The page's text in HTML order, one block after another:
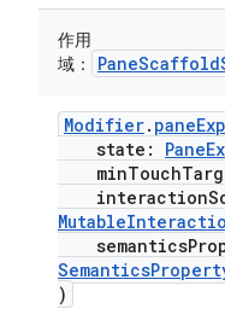
作用
域：
Modifier.
state:
)